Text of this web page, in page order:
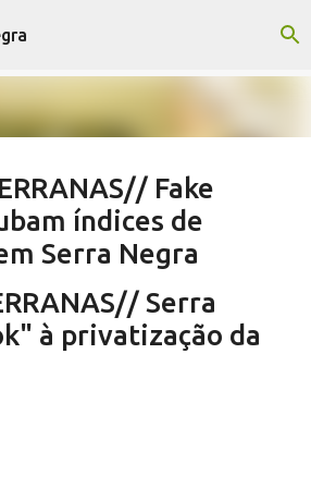
o conteúdo principal
Fake
índices de
Serra Negra
SERRA NEGRA VACINAÇÃO SERRA NEGRA
Serra
à privatização da